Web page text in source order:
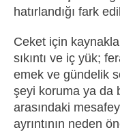
hatırlandığı fark
Ceket için
sıkıntı ve iç yük;
emek ve gündelik
şeyi koruma ya da
arasındaki
ayrıntının neden